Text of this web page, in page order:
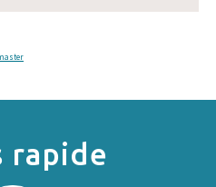
rapide